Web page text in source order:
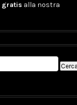
gratis alla nostra